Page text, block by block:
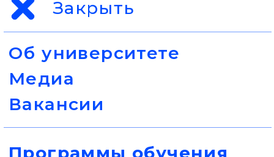
Анестезиология и реаниматология
Повышение квалификации
Бактериология Вирусология
Набор баллов НМО
Выберите
специальность